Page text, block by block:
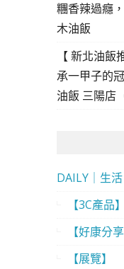
糰香辣過癮
木油飯
【 新北油
承一甲子的
油飯 三陽店
DAILY｜生活
【3C產品】
【好康分享
【展覽】